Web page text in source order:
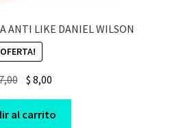
ANTI LIKE DANIEL WILSON
Original
price
was:
$ 8,00
price
is:
al carrito